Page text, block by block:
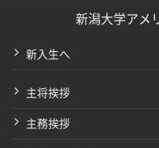
新潟大学アメ
新入生へ
主将挨拶
主務挨拶